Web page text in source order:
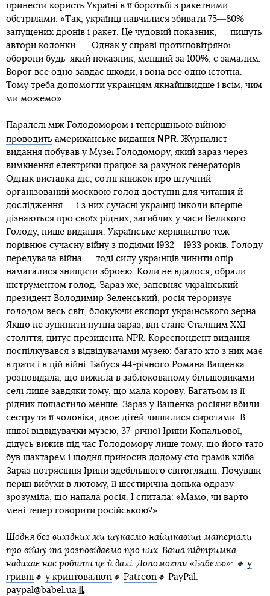
принести користь Україні в її боротьбі з ракетними
обстрілами. «Так, українці навчилися збивати 75―80%
запущених дронів і ракет. Це чудовий показник, ― пишуть
автори колонки. ― Однак у справі протиповітряної
оборони будь-який показник, менший за 100%, є замалим.
Ворог все одно завдає шкоди, і вона все одно істотна.
Тому треба допомогти українцям якнайшвидше і всім, чим
ми можемо».
Паралелі між Голодомором і теперішньою війною
проводить американське видання NPR. Журналіст
видання побував у Музеї Голодомору, який зараз через
вимкнення електрики працює за рахунок генераторів.
Однак виставка діє, сотні книжок про штучний
організований москвою голод доступні для читання й
дослідження ― і з них сучасні українці інколи вперше
дізнаються про своїх рідних, загиблих у часи Великого
Голоду, пише видання. Українське керівництво теж
порівнює сучасну війну з подіями 1932―1933 років. Голоду
передувала війна ― тоді силу українців чинити опір
намагалися знищити зброєю. Коли не вдалося, обрали
інструментом голод. Зараз же, запевняє український
президент Володимир Зеленський, росія тероризує
голодом весь світ, блокуючи експорт українського зерна.
Якщо не зупинити путіна зараз, він стане Сталіним XXI
століття, цитує президента NPR. Кореспондент видання
поспілкувався з відвідувачами музею: багато хто з них має
втрати і в цій війні. Бабуся 44-річного Романа Ващенка
розповідала, що вижила в заблокованому більшовиками
селі лише завдяки тому, що мала корову. Багатьом із її
рідних пощастило менше. Зараз у Ващенка росіяни вбили
сестру та її чоловіка, двоє дітей лишилися сиротами. В
іншої відвідувачки музею, 37-річної Ірини Копальової,
дідусь вижив під час Голодомору лише тому, що його тато
був шахтарем і щодня приносив додому сто грамів хліба.
Зараз потрясіння Ірини здебільшого світоглядні. Почувши
перші вибухи в лютому, її шестирічна донька одразу
зрозуміла, що напала росія. І спитала: «Мамо, чи варто
мені тепер говорити російською?»
Щодня без вихідних ми шукаємо найцікавіші матеріали
про війну та розповідаємо про них. Ваша підтримка
надихає нас робити це й далі. Допомогти «Бабелю»: 🔸 у
гривні 🔸 у криптовалюті 🔸 Patreon 🔸 PayPal:
paypal@babel.ua